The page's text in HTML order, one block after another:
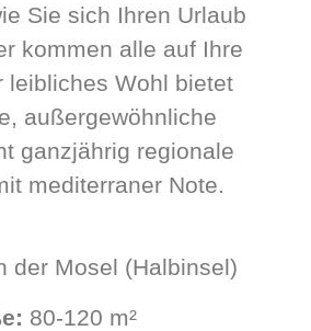
Sie sich Ihren Urlaub
kommen alle auf Ihre
leibliches Wohl bietet
außergewöhnliche
ganzjährig regionale
mediterraner Note.
der Mosel (Halbinsel)
80-120 m²